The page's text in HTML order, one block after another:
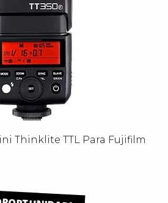
Thinklite TTL Para Fujifilm